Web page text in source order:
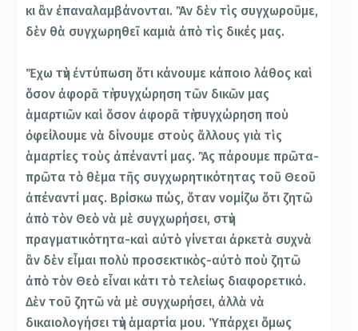
κι ἂν ἐπαναλαμβάνονται. Ἂν δὲν τὶς συγχωροῦμε,
δὲν θὰ συγχωρηθεῖ καμιὰ ἀπὸ τὶς δικές μας.
Ἔχω τὴν ἐντύπωση ὅτι κάνουμε κάποιο λάθος καὶ
ὅσον ἀφορᾶ τὴ συγχώρηση τῶν δικῶν μας
ἁμαρτιῶν καὶ ὅσον ἀφορᾶ τὴ συγχώρηση ποὺ
ὀφείλουμε νὰ δίνουμε στοὺς ἄλλους γιὰ τὶς
ἁμαρτίες τοὺς ἀπέναντί μας. Ἂς πάρουμε πρῶτα-
πρῶτα τὸ θὲμα τῆς συγχωρητικότητας τοῦ Θεοῦ
ἀπέναντί μας. Βρίσκω πώς, ὅταν νομίζω ὅτι ζητῶ
ἀπὸ τὸν Θεὸ νὰ μὲ συγχωρήσει, στὴν
πραγματικότητα-καὶ αὐτὸ γίνεται ἀρκετὰ συχνὰ
ἂν δὲν εἶμαι πολὺ προσεκτικὸς-αὐτὸ ποὺ ζητῶ
ἀπὸ τὸν Θεὸ εἶναι κάτι τὸ τελείως διαφορετικό.
Δὲν τοῦ ζητῶ νὰ μὲ συγχωρήσει, ἀλλὰ νὰ
δικαιολογήσει τὴν ἁμαρτία μου. Ὑπάρχει ὅμως